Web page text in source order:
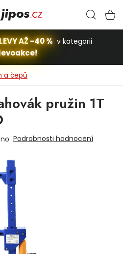
AŽ -40 % v kategorii
a čepů
pružin 1T
Podrobnosti hodnocení